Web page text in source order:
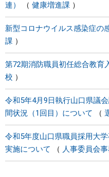
連）
健康増進課
新型コロナウイルス感染症の
課
第72期消防職員初任総合教育
校
令和5年4月9日執行山口県議
間状況（1回目）について
令和5年度山口県職員採用大
実施について
人事委員会